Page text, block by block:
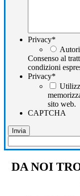
Privacy*
Consenso al
condizioni
Privacy*
sito web.
CAPTCHA
DA NOI